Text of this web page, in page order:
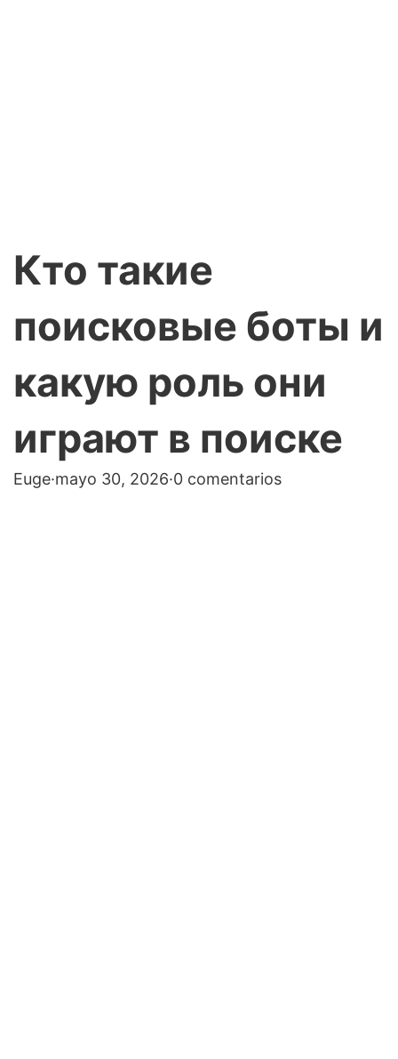
Кто такие
поисковые боты и
какую роль они
играют в поиске
Euge·mayo 30, 2026·0 comentarios